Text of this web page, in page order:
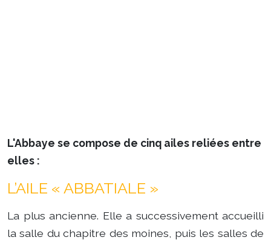
L'Abbaye se compose de cinq ailes reliées entre
elles :
L’AILE « ABBATIALE »
La plus ancienne. Elle a successivement accueilli
la salle du chapitre des moines, puis les salles de